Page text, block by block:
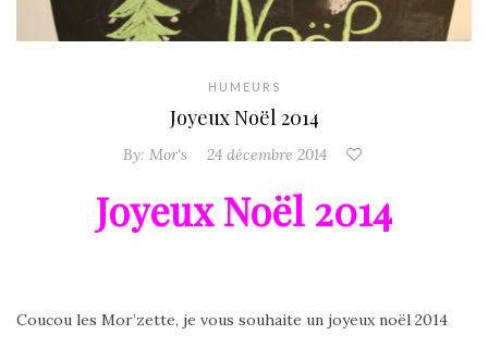
HUMEURS
Joyeux Noël 2014
By: Mor's 24 décembre 2014
Joyeux Noël 2014
Coucou les Mor’zette, je vous souhaite un joyeux noël 2014